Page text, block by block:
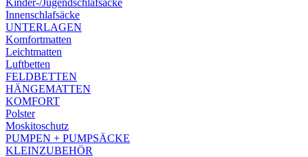
Kinder-/Jugendschlafsäcke
Innenschlafsäcke
UNTERLAGEN
Komfortmatten
Leichtmatten
Luftbetten
FELDBETTEN
HÄNGEMATTEN
KOMFORT
Polster
Moskitoschutz
PUMPEN + PUMPSÄCKE
KLEINZUBEHÖR